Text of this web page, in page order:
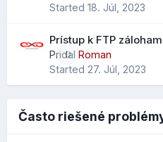
Pribudol nový parameter
kontaktov, ktorý rozširuje
vyhľadávania v adresári.
Čo to prináša?
Zobrazenie stránky na
Started 18. Júl, 2023
0
Prístup k FTP
Pridal Roman
Started 27. Júl, 2023
Často riešené